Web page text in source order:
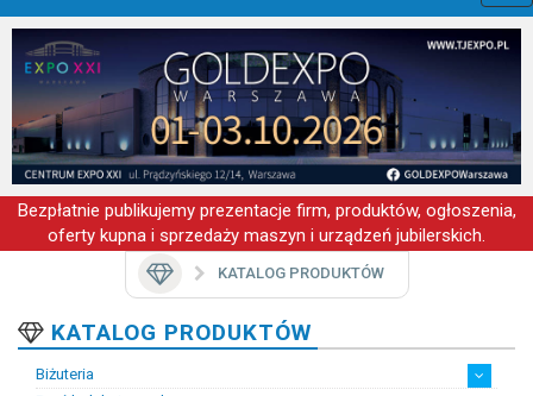
Bezpłatnie publikujemy prezentacje firm, produktów, ogłoszenia,
oferty kupna i sprzedaży maszyn i urządzeń jubilerskich.
KATALOG PRODUKTÓW
KATALOG PRODUKTÓW
Biżuteria